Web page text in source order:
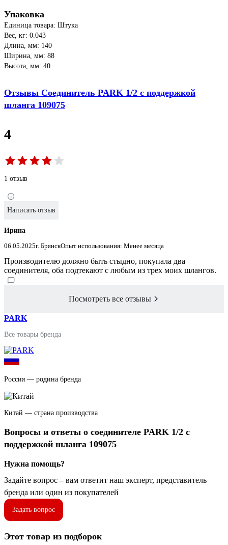
Упаковка
Единица товара: Штука
Вес, кг: 0.043
Длина, мм: 140
Ширина, мм: 88
Высота, мм: 40
Отзывы Соединитель PARK 1/2 с поддержкой
шланга 109075
4
1 отзыв
Написать отзыв
Ирина
06.05.2025г. БрянскОпыт использования: Менее месяца
Производителю должно быть стыдно, покупала два
соединителя, оба подтекают с любым из трех моих шлангов.
Посмотреть все отзывы
PARK
Все товары бренда
Россия — родина бренда
Китай — страна производства
Вопросы и ответы о соединителе PARK 1/2 с
поддержкой шланга 109075
Нужна помощь?
Задайте вопрос – вам ответит наш эксперт, представитель
бренда или один из покупателей
Задать вопрос
Этот товар из подборок